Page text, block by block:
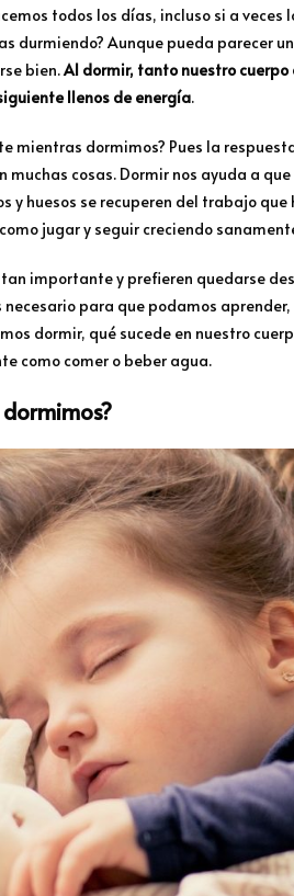
todos los días, incluso si a veces
durmiendo? Aunque pueda parecer
bien.Al dormir, tanto nuestro
llenos de energía.
mientras dormimos? Pues la
cosas. Dormir nos ayuda a
y huesos se recuperen del trabajo
jugar y seguir creciendo
importante y prefieren quedarse
para que podamos
dormir, qué sucede en nuestro
como comer o beber agua.